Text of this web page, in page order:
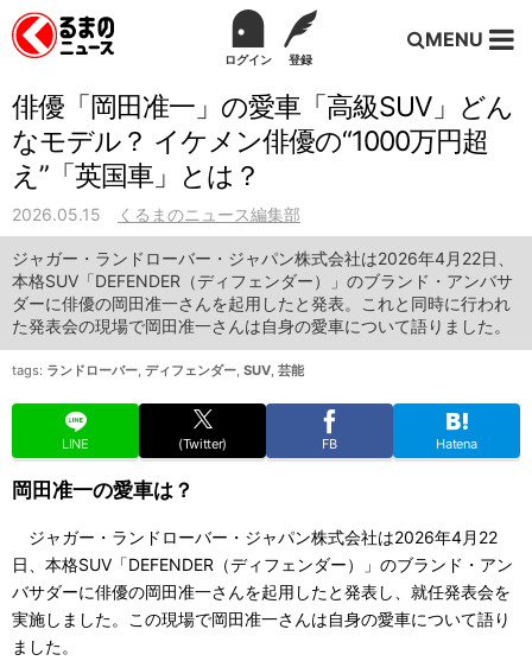
ログイン 登録
MENU
俳優「岡田准一」の愛車「高級SUV」どん
なモデル？ イケメン俳優の“1000万円超
え”「英国車」とは？
2026.05.15 くるまのニュース編集部
ジャガー・ランドローバー・ジャパン株式会社は2026年4月22日、
本格SUV「DEFENDER（ディフェンダー）」のブランド・アンバサ
ダーに俳優の岡田准一さんを起用したと発表。これと同時に行われ
た発表会の現場で岡田准一さんは自身の愛車について語りました。
tags: ランドローバー, ディフェンダー, SUV, 芸能
LINE (Twitter) FB Hatena
岡田准一の愛車は？
ジャガー・ランドローバー・ジャパン株式会社は2026年4月22
日、本格SUV「DEFENDER（ディフェンダー）」のブランド・アン
バサダーに俳優の岡田准一さんを起用したと発表し、就任発表会を
実施しました。この現場で岡田准一さんは自身の愛車について語り
ました。